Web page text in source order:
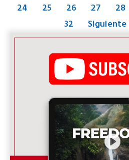
24
25 26 27 28
32
Siguiente